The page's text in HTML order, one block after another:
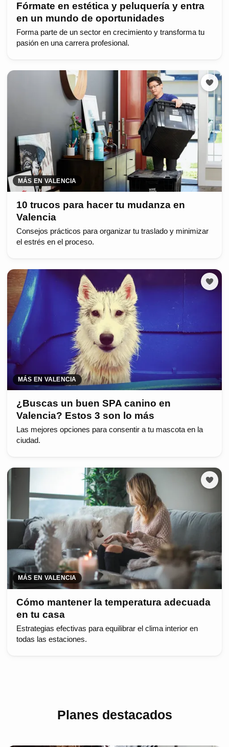
Fórmate en estética y peluquería y entra
en un mundo de oportunidades
Forma parte de un sector en crecimiento y transforma tu
pasión en una carrera profesional.
MÁS EN VALENCIA
10 trucos para hacer tu mudanza en
Valencia
Consejos prácticos para organizar tu traslado y minimizar
el estrés en el proceso.
MÁS EN VALENCIA
¿Buscas un buen SPA canino en
Valencia? Estos 3 son lo más
Las mejores opciones para consentir a tu mascota en la
ciudad.
MÁS EN VALENCIA
Cómo mantener la temperatura adecuada
en tu casa
Estrategias efectivas para equilibrar el clima interior en
todas las estaciones.
Planes destacados